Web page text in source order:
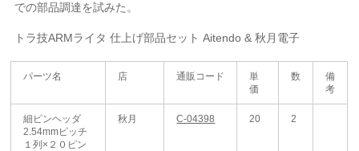
での部品調達を試みた。
トラ技ARMライタ 仕上げ部品セット Aitendo & 秋月電子
パーツ名 店 通販コード
単
価
数
備
考
細ピンヘッダ
2.54mmピッチ
１列×２０ピン
秋月 C-04398 20 2